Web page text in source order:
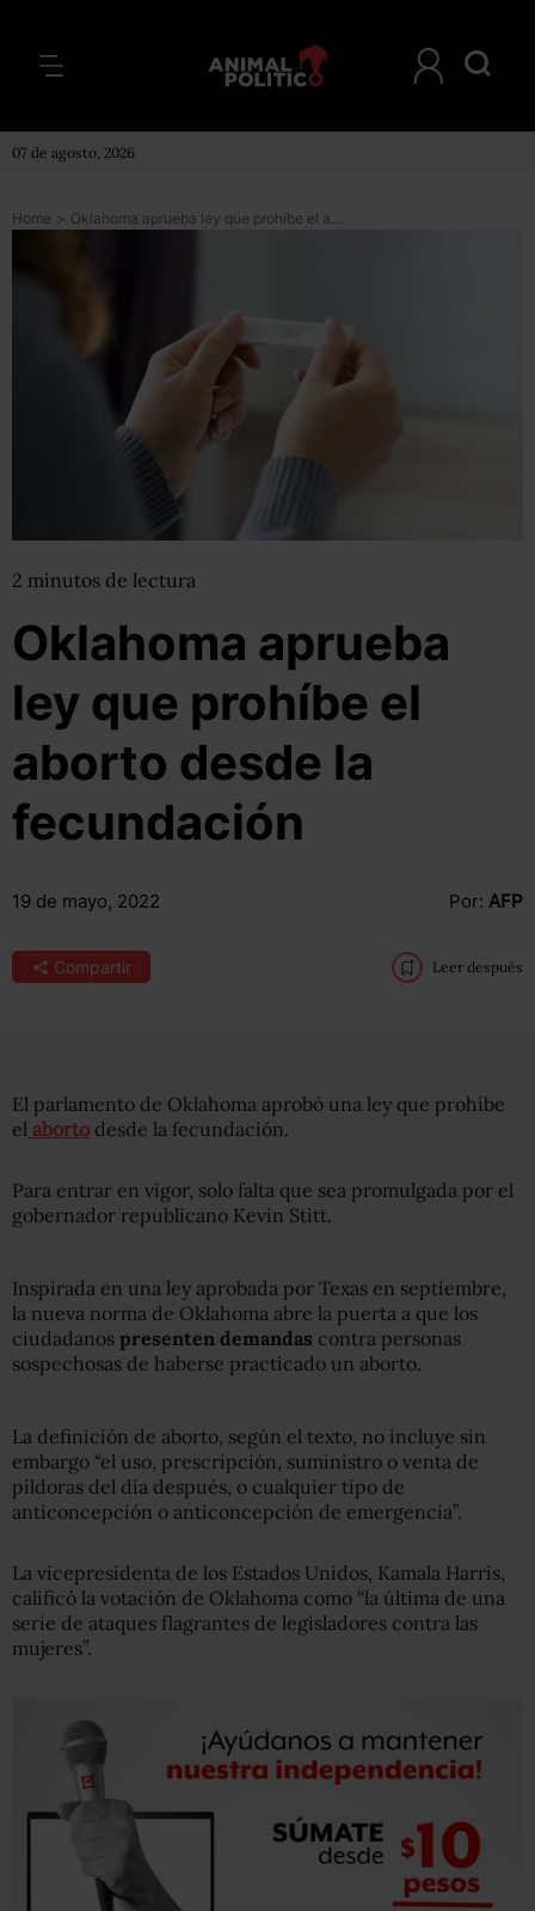
07 de agosto, 2026
Home > Oklahoma aprueba ley que prohíbe el aborto desde la fecundación
2 minutos de lectura
Oklahoma aprueba
ley que prohíbe el
aborto desde la
fecundación
19 de mayo, 2022 Por: AFP
Compartir Leer después
El parlamento de Oklahoma aprobó una ley que prohíbe
el aborto desde la fecundación.
Para entrar en vigor, solo falta que sea promulgada por el
gobernador republicano Kevin Stitt.
Inspirada en una ley aprobada por Texas en septiembre,
la nueva norma de Oklahoma abre la puerta a que los
ciudadanos presenten demandas contra personas
sospechosas de haberse practicado un aborto.
La definición de aborto, según el texto, no incluye sin
embargo “el uso, prescripción, suministro o venta de
píldoras del día después, o cualquier tipo de
anticoncepción o anticoncepción de emergencia”.
La vicepresidenta de los Estados Unidos, Kamala Harris,
calificó la votación de Oklahoma como “la última de una
serie de ataques flagrantes de legisladores contra las
mujeres”.